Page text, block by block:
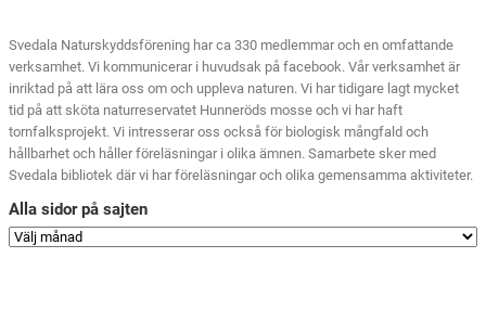
Svedala Naturskyddsförening har ca 330 medlemmar och en omfattande
verksamhet. Vi kommunicerar i huvudsak på facebook. Vår verksamhet är
inriktad på att lära oss om och uppleva naturen. Vi har tidigare lagt mycket
tid på att sköta naturreservatet Hunneröds mosse och vi har haft
tornfalksprojekt. Vi intresserar oss också för biologisk mångfald och
hållbarhet och håller föreläsningar i olika ämnen. Samarbete sker med
Svedala bibliotek där vi har föreläsningar och olika gemensamma aktiviteter.
Alla sidor på sajten